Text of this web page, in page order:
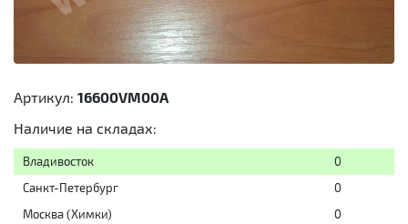
Артикул: 16600VM00A
Наличие на складах:
Владивосток
0
Санкт-Петербург
0
Москва (Химки)
0